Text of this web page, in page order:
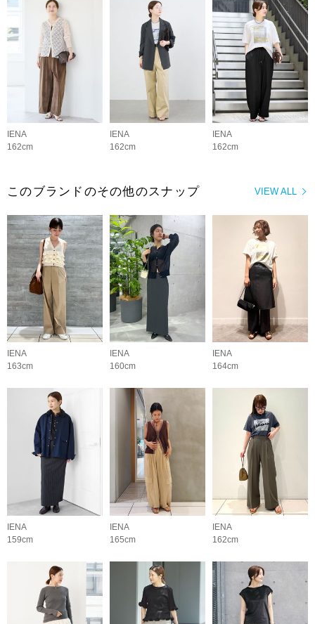
IENA
162cm
IENA
162cm
IENA
162cm
VIEW ALL
このブランドのその他のスナップ
IENA
163cm
IENA
160cm
IENA
164cm
IENA
159cm
IENA
165cm
IENA
162cm